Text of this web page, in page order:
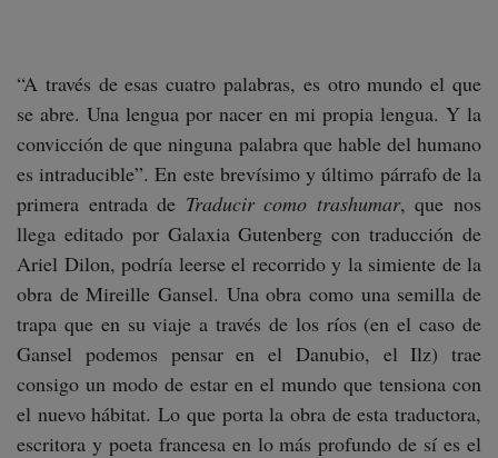
“A través de esas cuatro palabras, es otro mundo el que
se abre. Una lengua por nacer en mi propia lengua. Y la
convicción de que ninguna palabra que hable del humano
es intraducible”. En este brevísimo y último párrafo de la
primera entrada de Traducir como trashumar, que nos
llega editado por Galaxia Gutenberg con traducción de
Ariel Dilon, podría leerse el recorrido y la simiente de la
obra de Mireille Gansel. Una obra como una semilla de
trapa que en su viaje a través de los ríos (en el caso de
Gansel podemos pensar en el Danubio, el Ilz) trae
consigo un modo de estar en el mundo que tensiona con
el nuevo hábitat. Lo que porta la obra de esta traductora,
escritora y poeta francesa en lo más profundo de sí es el